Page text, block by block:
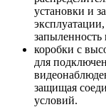
установки и
коробки с
для
защищая
условий.